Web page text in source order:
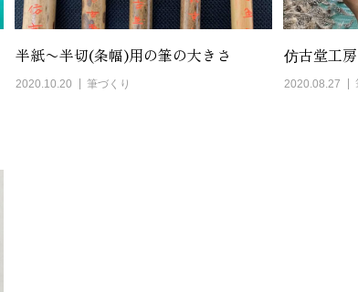
半紙〜半切(条幅)用の筆の大きさ
2020.10.20 筆づくり
仿古堂工
2020.08.27